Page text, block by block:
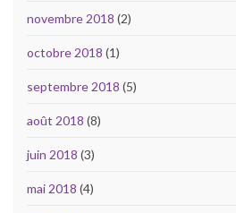
novembre 2018 (2)
octobre 2018 (1)
septembre 2018 (5)
août 2018 (8)
juin 2018 (3)
mai 2018 (4)